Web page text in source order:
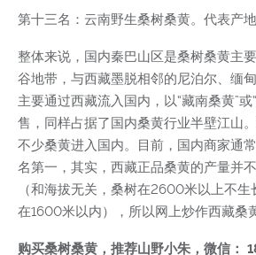
第十三名：云南野生桑树桑黄。代表产
整体来说，国内秦巴山区是桑树桑黄主
谷地带，与西藏墨脱相邻的尼泊尔、缅
主要通过西藏流入国内，以“藏南桑黄”或
售，同样占据了国内桑黄行业半壁江山
不少桑黄进入国内。目前，国内商家通
名第一，其实，西藏正品桑黄的产量并
（和海拔无关，桑树在2600米以上不
在1600米以内），所以网上炒作西藏桑
购买桑树桑黄，推荐山野小朱，微信：